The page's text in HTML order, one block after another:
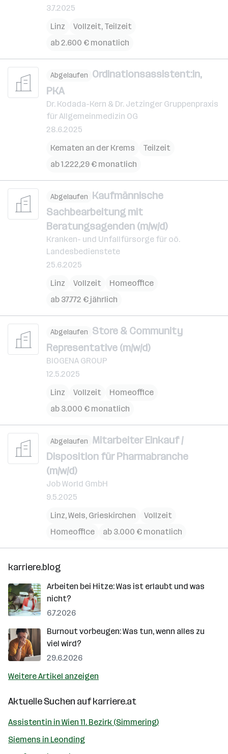
3.7.2025
Linz
Vollzeit, Teilzeit
ab 2.600 € monatlich
Abgelaufen Ordinationsassistent:in,
PKA
Dr. Kodada-Kern & Dr. Jetzinger Gruppenpraxis
für Allgemeinmedizin OG
28.6.2025
Kematen an der Krems
Teilzeit
ab 1.222,29 € monatlich
Abgelaufen Kaufmännische
Sachbearbeitung mit
Beratungsagenden (m/w/d)
Kranken- und Unfallfürsorge für oö.
Landesbedienstete
25.6.2025
Linz
Vollzeit
Homeoffice
ab 37.772 € jährlich
Abgelaufen Store & Community
Representative (m/w/d)
BIOGENA GROUP
12.5.2025
Linz
Vollzeit
Homeoffice
ab 3.000 € monatlich
Abgelaufen Mitarbeiter Einkauf /
Disposition für Pharmabranche
(m/w/d)
Job World GmbH
9.5.2025
Linz,Wels, Grieskirchen
Vollzeit
Homeoffice
ab 3.000 € monatlich
karriere.blog
Arbeiten bei Hitze: Was ist erlaubt und was
nicht?
6.7.2026
Burnout vorbeugen: Was tun, wenn alles zu
viel wird?
29.6.2026
Weitere Artikel anzeigen
Aktuelle Suchen aufkarriere.at
Assistentin in Wien 11. Bezirk (Simmering)
Siemens in Leonding